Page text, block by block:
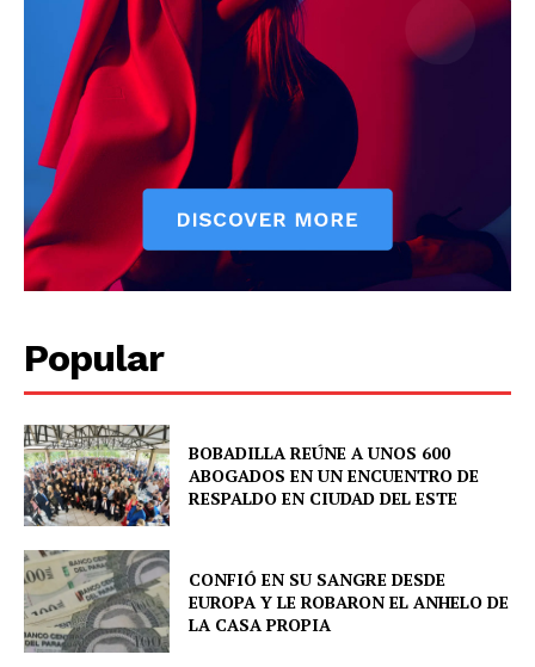
News Week
Magazine PRO
Company
About
Contact us
Popular
BOBADILLA REÚNE A UNOS 600
ABOGADOS EN UN ENCUENTRO DE
RESPALDO EN CIUDAD DEL ESTE
CONFIÓ EN SU SANGRE DESDE
EUROPA Y LE ROBARON EL ANHELO DE
LA CASA PROPIA